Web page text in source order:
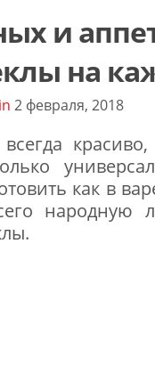
и
на
2 февраля, 2018
как в
народную